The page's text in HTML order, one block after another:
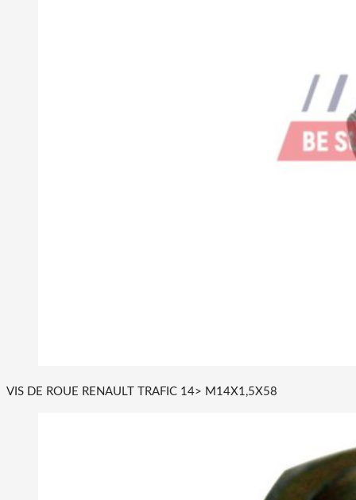
VIS DE ROUE RENAULT TRAFIC 14> M14X1,5X58